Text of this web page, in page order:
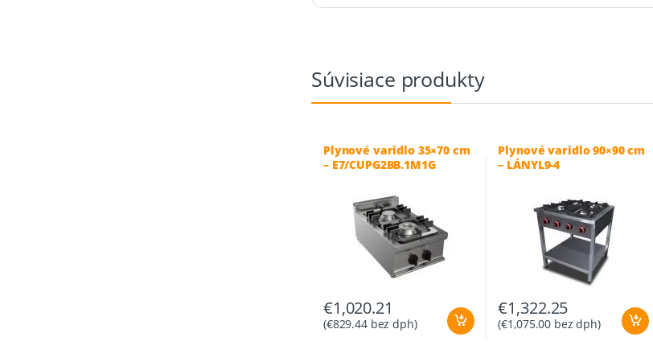
Súvisiace produkty
Plynové varidlo 35×70 cm
– E7/CUPG2BB.1M1G
€1,020.21
(€829.44bez dph)
Plynové varidlo 90×90 cm
– LÁNYL9-4
€1,322.25
(€1,075.00 bez dph)